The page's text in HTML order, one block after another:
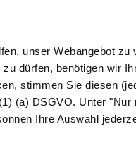
unser Webangebot
dürfen, benötigen wir
stimmen Sie diesen
(a) DSGVO. Unter "Nur
Ihre Auswahl
Eltern & Kind